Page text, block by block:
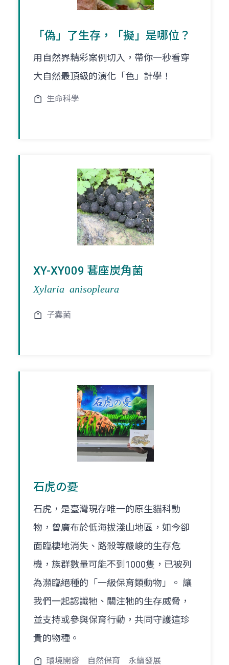
「偽」了生存，「擬」是哪位？
用自然界精彩案例切入，帶你一秒看穿
大自然最頂級的演化「色」計學！
生命科學
XY-XY009 葚座炭角菌
Xylaria anisopleura
子囊菌
石虎の憂
石虎，是臺灣現存唯一的原生貓科動
物，曾廣布於低海拔淺山地區，如今卻
面臨棲地消失、路殺等嚴峻的生存危
機，族群數量可能不到1000隻，已被列
為瀕臨絕種的「一級保育類動物」。 讓
我們一起認識牠、關注牠的生存威脅，
並支持或參與保育行動，共同守護這珍
貴的物種。
環境開發 自然保育 永續發展